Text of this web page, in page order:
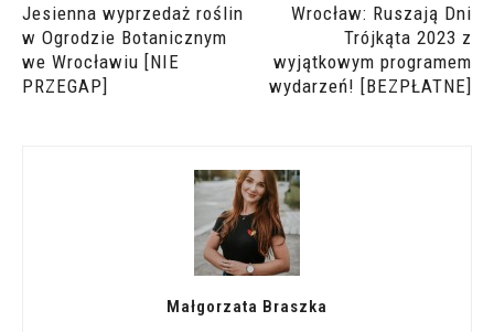
Jesienna wyprzedaż roślin
w Ogrodzie Botanicznym
we Wrocławiu [NIE
PRZEGAP]
Wrocław: Ruszają Dni
Trójkąta 2023 z
wyjątkowym programem
wydarzeń! [BEZPŁATNE]
Małgorzata Braszka